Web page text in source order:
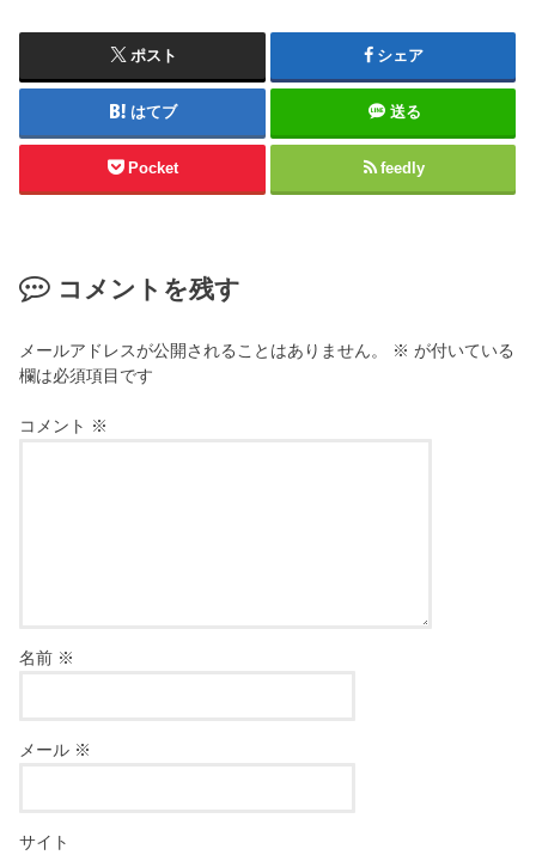
ポスト シェア
はてブ 送る
Pocket feedly
コメントを残す
メールアドレスが公開されることはありません。 ※ が付いている
欄は必須項目です
コメント ※
名前 ※
メール ※
サイト